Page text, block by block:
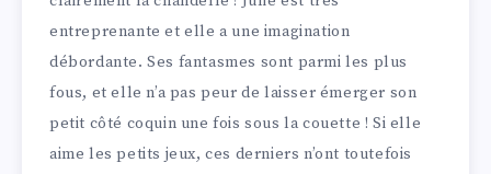
entreprenante et elle a une imagination
débordante. Ses fantasmes sont parmi les plus
fous, et elle n’a pas peur de laisser émerger son
petit côté coquin une fois sous la couette ! Si elle
aime les petits jeux, ces derniers n’ont toutefois